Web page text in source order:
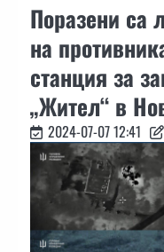
Поразени са
на
станция за
„Жител“ в
2024-07-07 12:41